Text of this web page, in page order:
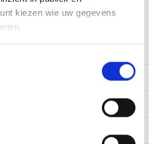
kiezen wie uw gegevens
over uw geografische locatie,
door het actief te scannen
(fingerprinting)